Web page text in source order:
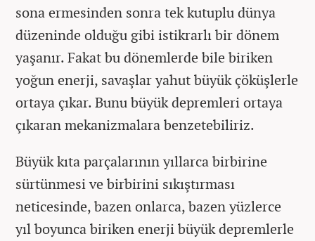
sona ermesinden sonra tek kutuplu dünya
düzeninde olduğu gibi istikrarlı bir dönem
yaşanır. Fakat bu dönemlerde bile biriken
yoğun enerji, savaşlar yahut büyük çöküşlerle
ortaya çıkar. Bunu büyük depremleri ortaya
çıkaran mekanizmalara benzetebiliriz.
Büyük kıta parçalarının yıllarca birbirine
sürtünmesi ve birbirini sıkıştırması
neticesinde, bazen onlarca, bazen yüzlerce
yıl boyunca biriken enerji büyük depremlerle